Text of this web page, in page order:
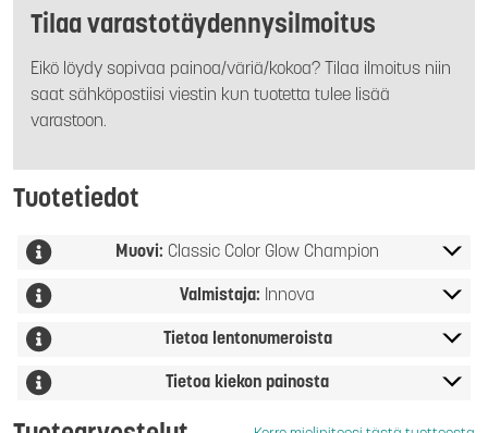
Tilaa varastotäydennysilmoitus
Eikö löydy sopivaa painoa/väriä/kokoa? Tilaa ilmoitus niin
saat sähköpostiisi viestin kun tuotetta tulee lisää
varastoon.
Tuotetiedot
Muovi: Classic Color Glow Champion
Valmistaja: Innova
Tietoa lentonumeroista
Tietoa kiekon painosta